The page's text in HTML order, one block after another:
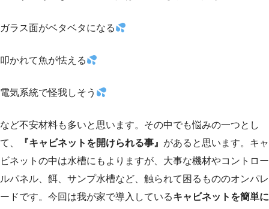
ガラス面がベタベタになる
叩かれて魚が怯える
電気系統で怪我しそう
など不安材料も多いと思います。その中でも悩みの一つとし
て、
『キャビネットを開けられる事』 があると思います。キャ
ビネットの中は水槽にもよりますが、大事な機材やコントロー
ルパネル、餌、サンプ水槽など、触られて困るもののオンパレ
ードです。今回は我が家で導入しているキャビネットを簡単に